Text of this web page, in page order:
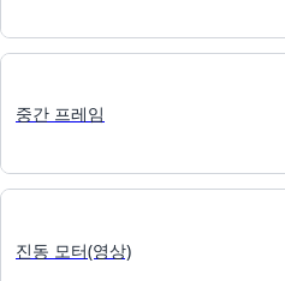
중간 프레임
진동 모터(영상)